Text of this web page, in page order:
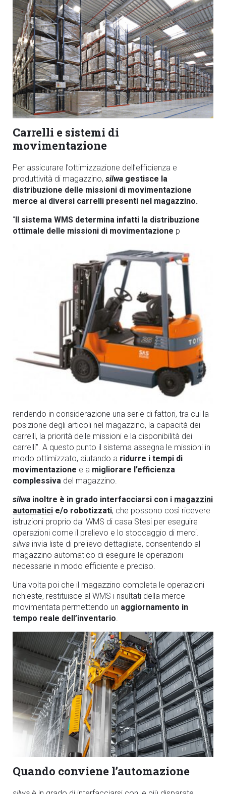
Carrelli e sistemi di
movimentazione
Per assicurare l’ottimizzazione dell’efficienza e
produttività di magazzino, silwa gestisce la
distribuzione delle missioni di movimentazione
merce ai diversi carrelli presenti nel magazzino.
“ Il sistema WMS determina infatti la distribuzione
ottimale delle missioni di movimentazione p
rendendo in considerazione una serie di fattori, tra cui la
posizione degli articoli nel magazzino, la capacità dei
carrelli, la priorità delle missioni e la disponibilità dei
carrelli”. A questo punto il sistema assegna le missioni in
modo ottimizzato, aiutando a ridurre i tempi di
movimentazione e a migliorare l’efficienza
complessiva del magazzino.
silwa inoltre è in grado interfacciarsi con i magazzini
automatici e/o robotizzati, che possono così ricevere
istruzioni proprio dal WMS di casa Stesi per eseguire
operazioni come il prelievo e lo stoccaggio di merci.
silwa invia liste di prelievo dettagliate, consentendo al
magazzino automatico di eseguire le operazioni
necessarie in modo efficiente e preciso.
Una volta poi che il magazzino completa le operazioni
richieste, restituisce al WMS i risultati della merce
movimentata permettendo un aggiornamento in
tempo reale dell’inventario
Quando conviene l’automazione